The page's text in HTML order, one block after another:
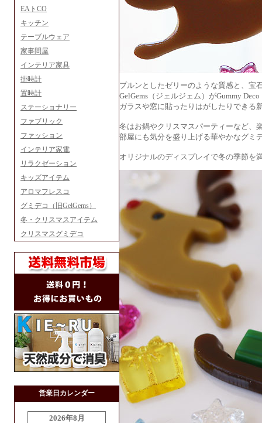
EAトCO
キッチン
テーブルウェア
家事問屋
インテリア家具
掛時計
置時計
ステーショナリー
ファブリック
ファッション
インテリア家電
リラクゼーション
キッズアイテム
アロマフレスコ
グミデコ（旧GelGems）
冬・クリスマスアイテム
クリスマスグミデコ
営業日カレンダー
2026年8月
プルンとしたゼリーのような質感と、宝
GelGems（ジェルジェム）がGummy
ガラスや窓に貼ったりはがしたりできる
冬はお鍋やクリスマスパーティーなど、
部屋にも気分を盛り上げる華やかなグミ
オリジナルのディスプレイで冬の季節を